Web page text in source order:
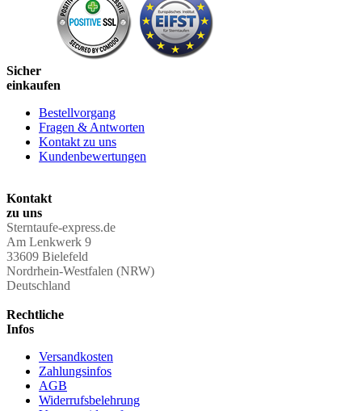
Sicher
einkaufen
Bestellvorgang
Fragen & Antworten
Kontakt zu uns
Kundenbewertungen
Kontakt
zu uns
Sterntaufe-express.de
Am Lenkwerk 9
33609 Bielefeld
Nordrhein-Westfalen (NRW)
Deutschland
Rechtliche
Infos
Versandkosten
Zahlungsinfos
AGB
Widerrufsbelehrung